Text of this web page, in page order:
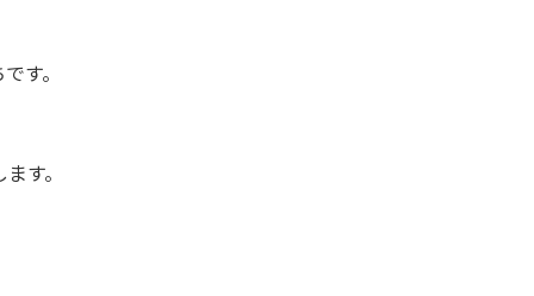
す。
す。